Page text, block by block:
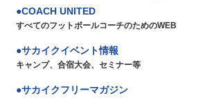
COACH UNITED
すべてのフットボールコーチのためのWEB
サカイクイベント情報
キャンプ、合宿大会、セミナー等
サカイクフリーマガジン